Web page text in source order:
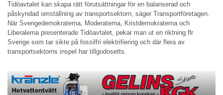
Tidöavtalet kan skapa rätt förutsättningar för en balanserad och
påskyndad omställning av transportsektorn, säger Transportföretagen.
När Sverigedemokraterna, Moderaterna, Kristdemokraterna och
Liberalerna presenterade Tidöavtalet, pekar man ut en riktning flr
Sverige som tar sikte på fossilfri elektrifiering och där flera av
transportsektorns inspel har tillgodosetts.